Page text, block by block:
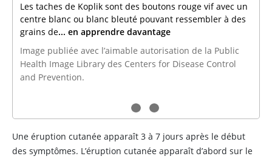
Les taches de Koplik sont des boutons rouge vif avec un
centre blanc ou blanc bleuté pouvant ressembler à des
grains de... en apprendre davantage
Image publiée avec l’aimable autorisation de la Public
Health Image Library des Centers for Disease Control
and Prevention.
Une éruption cutanée apparaît 3 à 7 jours après le début
des symptômes. L’éruption cutanée apparaît d’abord sur le